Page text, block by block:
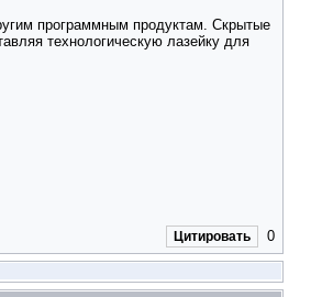
программным продуктам. Скрытые
технологическую лазейку для
Цитировать 0